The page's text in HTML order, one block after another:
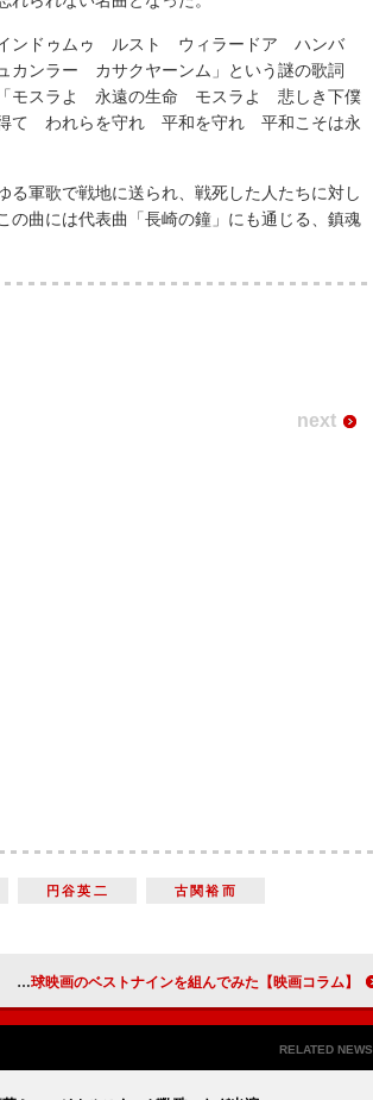
ドゥムゥ ルスト ウィラードア ハンバ
ンラー カサクヤーンム」という謎の歌詞
「モスラよ 永遠の生命 モスラよ 悲しき下僕
て われらを守れ 平和を守れ 平和こそは永
軍歌で戦地に送られ、戦死した人たちに対し
の曲には代表曲「長崎の鐘」にも通じる、鎮魂
next
円谷英二
古関裕而
【映画コラム】一足早くシーズン開幕！ 野球映画のベストナインを組んでみた
RELATED NEWS